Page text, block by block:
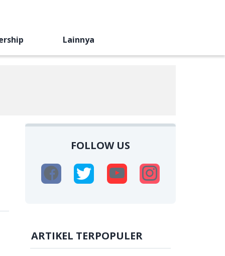
Lainnya
FOLLOW US
ARTIKEL TERPOPULER